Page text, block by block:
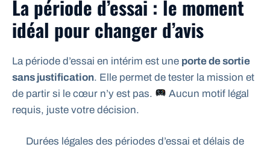
La période d’essai : le moment
idéal pour changer d’avis
La période d’essai en intérim est une porte de sortie
sans justification. Elle permet de tester la mission et
de partir si le cœur n’y est pas.
Aucun motif légal
requis, juste votre décision.
Durées légales des périodes d’essai et délais de